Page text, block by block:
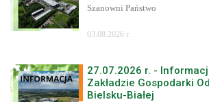
Szanowni Państwo
03.08.2026 r.
27.07.2026 r. -
Zakładzie Gospodarki
Bielsku-Białej